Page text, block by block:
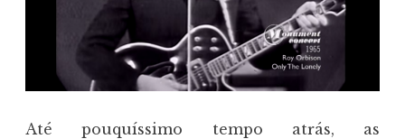
Até pouquíssimo tempo atrás, as